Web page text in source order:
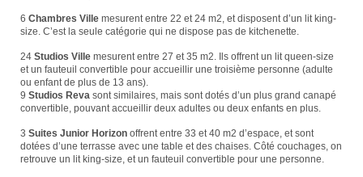
6 Chambres Ville mesurent entre 22 et 24 m2, et disposent d’un lit king-
size. C’est la seule catégorie qui ne dispose pas de kitchenette.
24 Studios Ville mesurent entre 27 et 35 m2. Ils offrent un lit queen-size
et un fauteuil convertible pour accueillir une troisième personne (adulte
ou enfant de plus de 13 ans).
9 Studios Reva sont similaires, mais sont dotés d’un plus grand canapé
convertible, pouvant accueillir deux adultes ou deux enfants en plus.
3 Suites Junior Horizon offrent entre 33 et 40 m2 d’espace, et sont
dotées d’une terrasse avec une table et des chaises. Côté couchages, on
retrouve un lit king-size, et un fauteuil convertible pour une personne.